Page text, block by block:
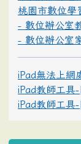
桃園市數位學
- 數位辦公室
- 數位辦公室
iPad無法上網
iPad教師工具
iPad教師工